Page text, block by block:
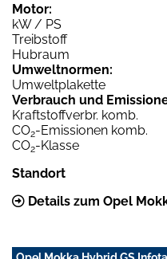
Motor:
kW / PS
Treibstoff
Hubraum
Umweltnormen:
Umweltplakette
Verbrauch und
Kraftstoffverbr. komb.
CO2-Emissionen komb.
CO2-Klasse
Standort
Details zum Opel